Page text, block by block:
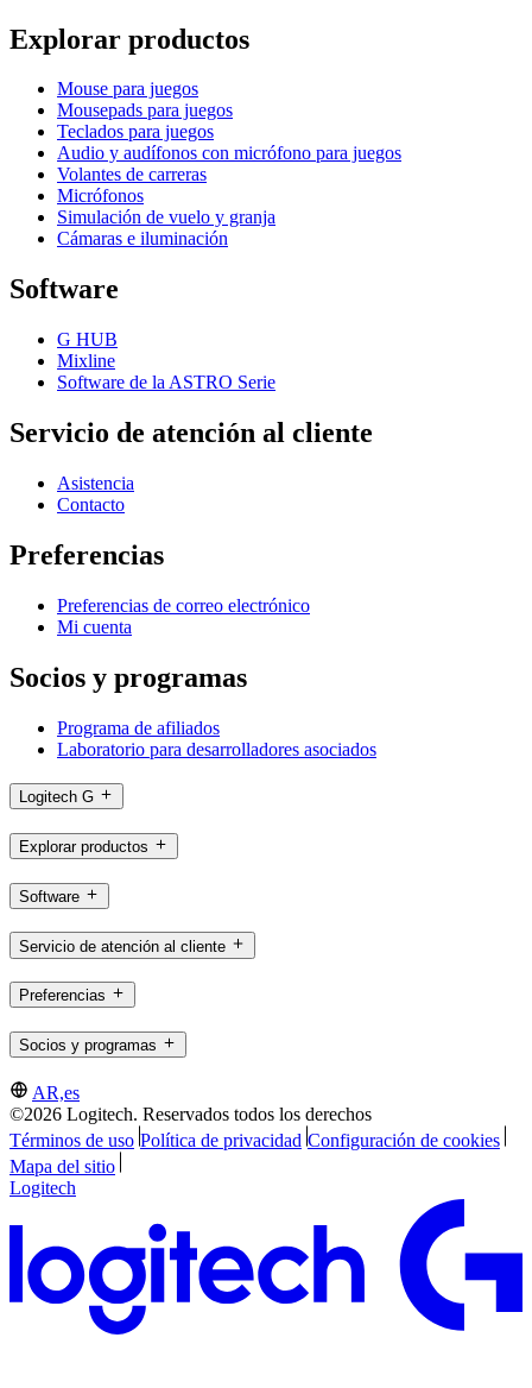
Explorar productos
Mouse para juegos
Mousepads para juegos
Teclados para juegos
Audio y audífonos con micrófono para juegos
Volantes de carreras
Micrófonos
Simulación de vuelo y granja
Cámaras e iluminación
Software
G HUB
Mixline
Software de la ASTRO Serie
Servicio de atención al cliente
Asistencia
Contacto
Preferencias
Preferencias de correo electrónico
Mi cuenta
Socios y programas
Programa de afiliados
Laboratorio para desarrolladores asociados
Logitech G
Explorar productos
Software
Servicio de atención al cliente
Preferencias
Socios y programas
AR,es
©2026 Logitech. Reservados todos los derechos
Términos de uso Política de privacidad Configuración de cookies
Mapa del sitio
Logitech